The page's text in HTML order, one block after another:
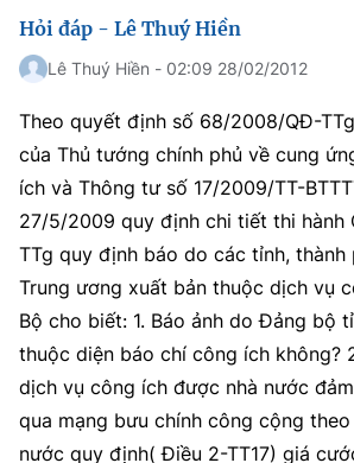
Hỏi đáp - Lê Thuý Hiền
Lê Thuý Hiền - 02:09 28/02/2012
Theo quyết định số 68/2008/QĐ-
của Thủ tướng chính phủ về cung
ích và Thông tư số 17/2009/TT-
27/5/2009 quy định chi tiết thi
TTg quy định báo do các tỉnh,
Trung ương xuất bản thuộc dịch vụ
Bộ cho biết: 1. Báo ảnh do Đảng bộ
thuộc diện báo chí công ích không?
dịch vụ công ích được nhà nước
qua mạng bưu chính công cộng
nước quy định( Điều 2-TT17) giá